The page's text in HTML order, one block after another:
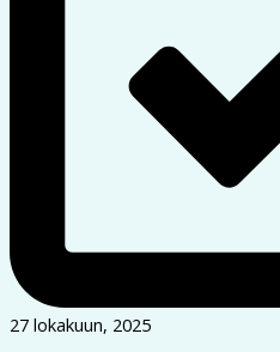
27 lokakuun, 2025